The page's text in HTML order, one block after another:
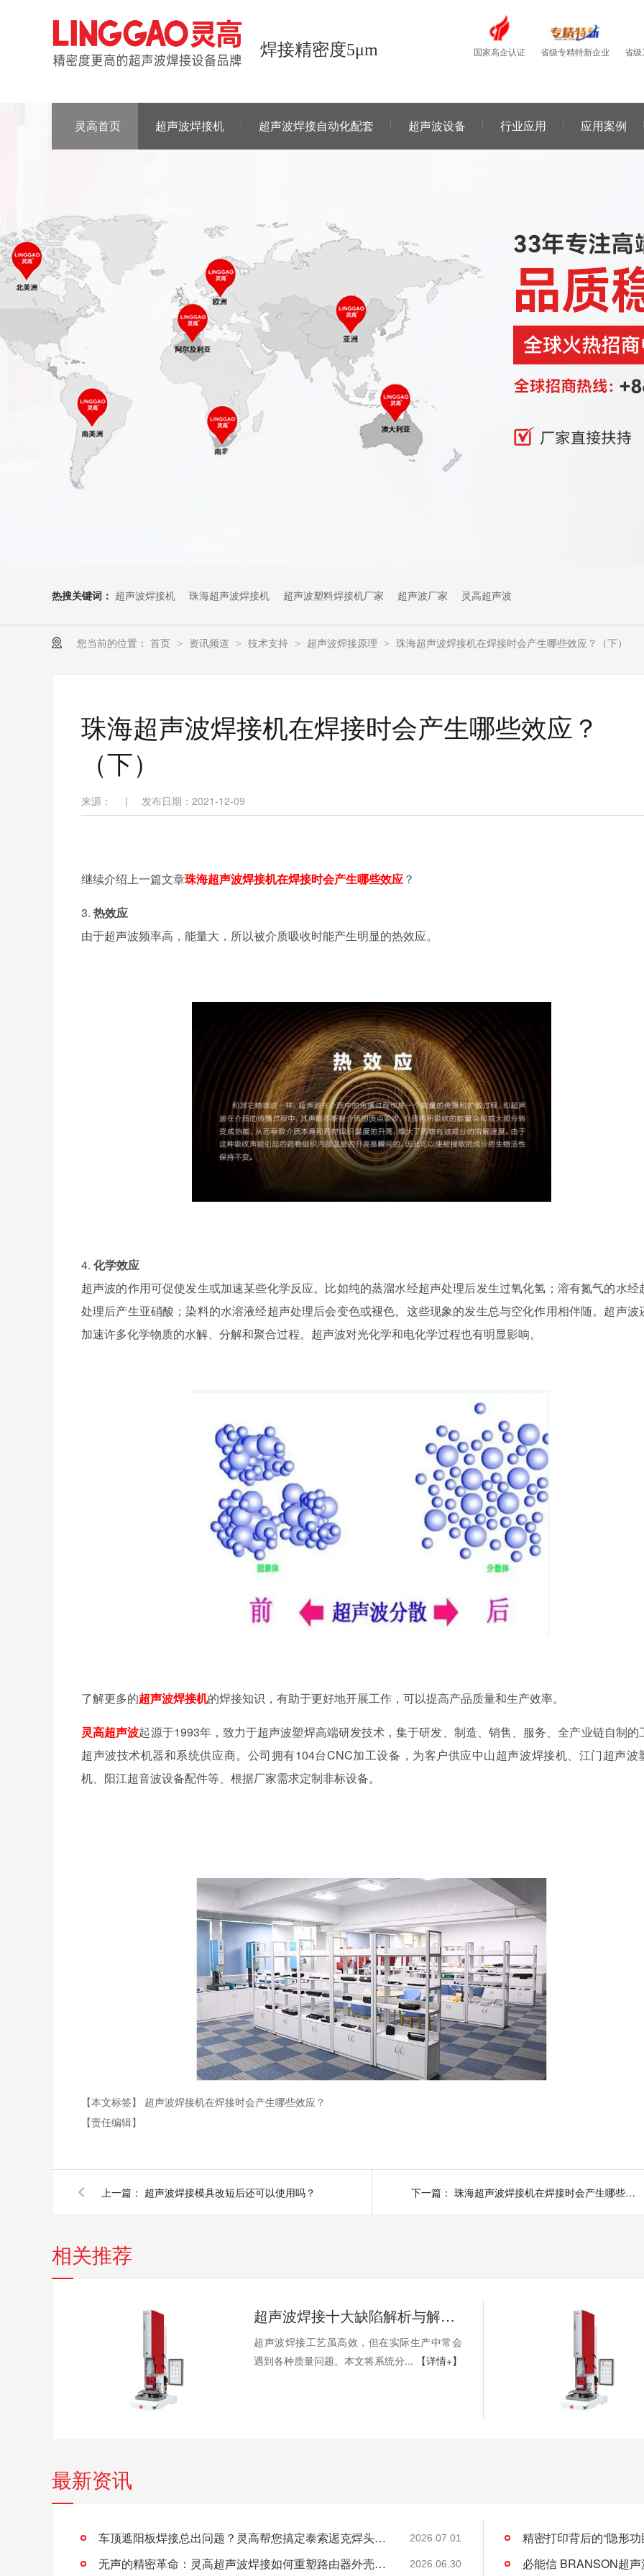
焊接精密度5μm 国家高企认证 省级专精特新企业 省级
灵高首页 超声波焊接机 超声波焊接自动化配套 超声波设备 行业应用 应用案例
热搜关键词： 超声波焊接机 珠海超声波焊接机 超声波塑料焊接机厂家 超声波厂家 灵高超声波
您当前的位置： 首页 > 资讯频道 > 技术支持 > 超声波焊接原理 > 珠海超声波焊接机在焊接时会产生哪些效应？（下）
珠海超声波焊接机在焊接时会产生哪些效应？
（下）
来源： | 发布日期：2021-12-09
继续介绍上一篇文章珠海超声波焊接机在焊接时会产生哪些效应？
3. 热效应
由于超声波频率高，能量大，所以被介质吸收时能产生明显的热效应。
4. 化学效应
超声波的作用可促使发生或加速某些化学反应。比如纯的蒸溜水经超声处理后发生过氧化氢；溶有氮气的水经
处理后产生亚硝酸；染料的水溶液经超声处理后会变色或褪色。这些现象的发生总与空化作用相伴随。超声波
加速许多化学物质的水解、分解和聚合过程。超声波对光化学和电化学过程也有明显影响。
了解更多的超声波焊接机的焊接知识，有助于更好地开展工作，可以提高产品质量和生产效率。
灵高超声波起源于1993年，致力于超声波塑焊高端研发技术，集于研发、制造、销售、服务、全产业链自制的
超声波技术机器和系统供应商。公司拥有104台CNC加工设备，为客户供应中山超声波焊接机、江门超声波
机、阳江超音波设备配件等、根据厂家需求定制非标设备。
【本文标签】 超声波焊接机在焊接时会产生哪些效应？
【责任编辑】
上一篇： 超声波焊接模具改短后还可以使用吗？ 下一篇： 珠海超声波焊接机在焊接时会产生哪些效应？（上）
相关推荐
超声波焊接十大缺陷解析与解决方案
超声波焊接工艺虽高效，但在实际生产中常会
遇到各种质量问题。本文将系统分...
【详情+】
最新资讯
车顶遮阳板焊接总出问题？灵高帮您搞定泰索迡克焊头设计缺陷 2026.07.01
无声的精密革命：灵高超声波焊接如何重塑路由器外壳制造？ 2026.06.30